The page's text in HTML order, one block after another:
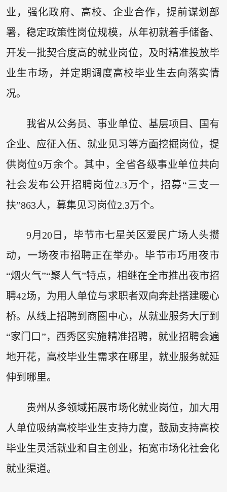
业，强化政府、高校、企业合作，提前谋划部
署，稳定政策性岗位规模，从年初就着手储备、
开发一批契合度高的就业岗位，及时精准投放毕
业生市场，并定期调度高校毕业生去向落实情
况。
我省从公务员、事业单位、基层项目、国有
企业、应征入伍、就业见习等方面挖掘岗位，提
供岗位9万余个。其中，全省各级事业单位共向
社会发布公开招聘岗位2.3万个，招募“三支一
扶”863人，募集见习岗位2.3万个。
9月20日，毕节市七星关区爱民广场人头攒
动，一场夜市招聘正在举办。毕节市巧用夜市
“烟火气”“聚人气”特点，相继在全市推出夜市招
聘42场，为用人单位与求职者双向奔赴搭建暖心
桥。从线上招聘到商圈中心，从就业服务大厅到
“家门口”，西秀区实施精准招聘，就业招聘会遍
地开花，高校毕业生需求在哪里，就业服务就延
伸到哪里。
贵州从多领域拓展市场化就业岗位，加大用
人单位吸纳高校毕业生支持力度，鼓励支持高校
毕业生灵活就业和自主创业，拓宽市场化社会化
就业渠道。